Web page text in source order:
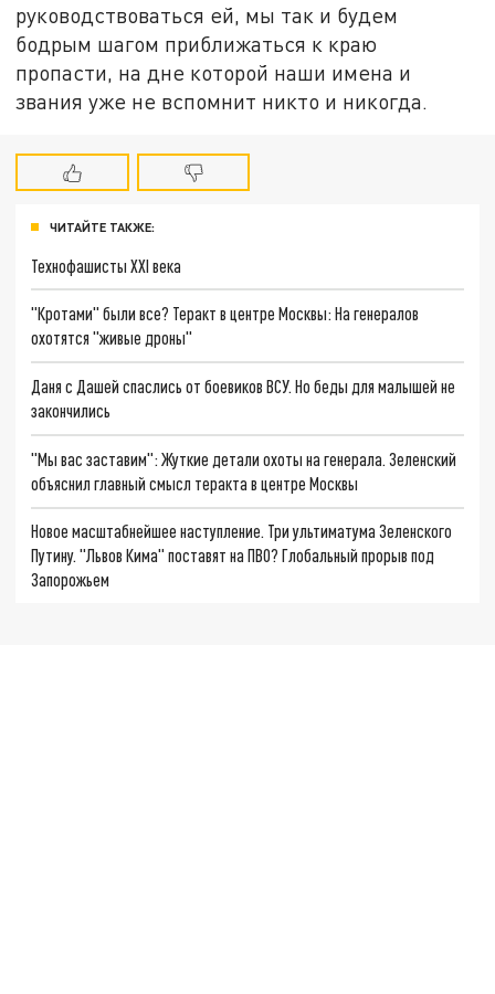
руководствоваться ей, мы так и будем
бодрым шагом приближаться к краю
пропасти, на дне которой наши имена и
звания уже не вспомнит никто и никогда.
ЧИТАЙТЕ ТАКЖЕ:
Технофашисты XXI века
"Кротами" были все? Теракт в центре Москвы: На генералов
охотятся "живые дроны"
Даня с Дашей спаслись от боевиков ВСУ. Но беды для малышей не
закончились
"Мы вас заставим": Жуткие детали охоты на генерала. Зеленский
объяснил главный смысл теракта в центре Москвы
Новое масштабнейшее наступление. Три ультиматума Зеленского
Путину. "Львов Кима" поставят на ПВО? Глобальный прорыв под
Запорожьем